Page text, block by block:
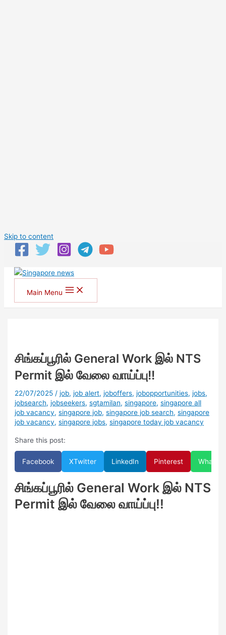
Skip to content
Main Menu
சிங்கப்பூரில் General Work இல் NTS
Permit இல் வேலை வாய்ப்பு!!
22/07/2025 /job,job alert,joboffers,jobopportunities,jobs,
jobsearch,jobseekers,sgtamilan,singapore,singapore all
job vacancy,singapore job,singapore job search,singapore
job vacancy,singapore jobs,singapore today job vacancy
Share this post:
Facebook XTwitter LinkedIn Pinterest
சிங்கப்பூரில் General Work இல் NTS
Permit இல் வேலை வாய்ப்பு!!